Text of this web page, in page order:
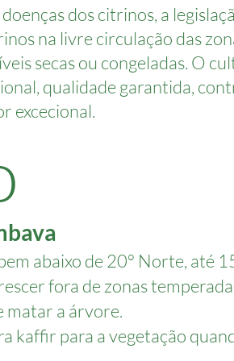
dos citrinos, a
na livre circulação das
secas ou congeladas. O
qualidade garantida,
excecional.
abaixo de 20° Norte, até
fora de zonas
matar a árvore.
kaffir para a vegetação